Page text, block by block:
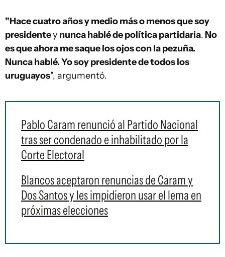
"Hace cuatro años y medio más o menos que soy
presidentey nunca hablé de política partidaria. No
es que ahora me saque los ojos con la pezuña.
Nunca hablé. Yo soy presidente de todos los
uruguayos", argumentó.
Pablo Caram renunció al Partido Nacional
tras ser condenado e inhabilitado por la
Corte Electoral
Blancos aceptaron renuncias de Caram y
Dos Santos y les impidieron usar el lema en
próximas elecciones